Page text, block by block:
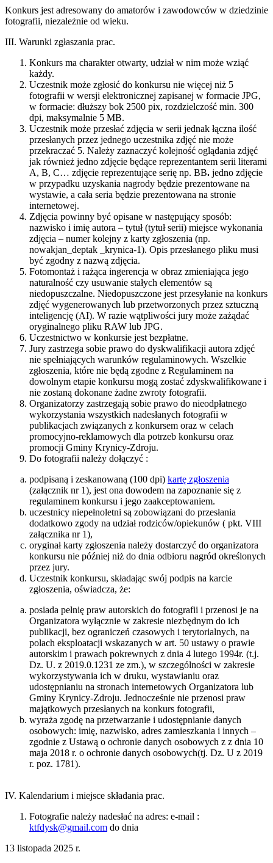
Konkurs jest adresowany do amatorów i zawodowców w dziedzinie
fotografii, niezależnie od wieku.
III. Warunki zgłaszania prac.
Konkurs ma charakter otwarty, udział w nim może wziąć
każdy.
Uczestnik może zgłosić do konkursu nie więcej niż 5
fotografii w wersji elektronicznej zapisanej w formacie JPG,
w formacie: dłuższy bok 2500 pix, rozdzielczość min. 300
dpi, maksymalnie 5 MB.
Uczestnik może przesłać zdjęcia w serii jednak łączna ilość
przesłanych przez jednego uczestnika zdjęć nie może
przekraczać 5. Należy zaznaczyć kolejność oglądania zdjęć
jak również jedno zdjęcie będące reprezentantem serii literami
A, B, C… zdjęcie reprezentujące serię np. BB. jedno zdjęcie
w przypadku uzyskania nagrody będzie prezentowane na
wystawie, a cała seria będzie prezentowana na stronie
internetowej.
Zdjęcia powinny być opisane w następujący sposób:
nazwisko i imię autora – tytuł (tytuł serii) miejsce wykonania
zdjęcia – numer kolejny z karty zgłoszenia (np.
nowakjan_deptak _krynica-1). Opis przesłanego pliku musi
być zgodny z nazwą zdjęcia.
Fotomontaż i rażąca ingerencja w obraz zmieniająca jego
naturalność czy usuwanie stałych elementów są
niedopuszczalne. Niedopuszczone jest przesyłanie na konkurs
zdjęć wygenerowanych lub przetworzonych przez sztuczną
inteligencję (AI). W razie wątpliwości jury może zażądać
oryginalnego pliku RAW lub JPG.
Uczestnictwo w konkursie jest bezpłatne.
Jury zastrzega sobie prawo do dyskwalifikacji autora zdjęć
nie spełniających warunków regulaminowych. Wszelkie
zgłoszenia, które nie będą zgodne z Regulaminem na
dowolnym etapie konkursu mogą zostać zdyskwalifikowane i
nie zostaną dokonane żadne zwroty fotografii.
Organizatorzy zastrzegają sobie prawo do nieodpłatnego
wykorzystania wszystkich nadesłanych fotografii w
publikacjach związanych z konkursem oraz w celach
promocyjno-reklamowych dla potrzeb konkursu oraz
promocji Gminy Krynicy-Zdroju.
Do fotografii należy dołączyć :
podpisaną i zeskanowaną (100 dpi) kartę zgłoszenia
(załącznik nr 1), jest ona dowodem na zapoznanie się z
regulaminem konkursu i jego zaakceptowaniem.
uczestnicy niepełnoletni są zobowiązani do przesłania
dodatkowo zgody na udział rodziców/opiekunów ( pkt. VIII
załącznika nr 1),
oryginał karty zgłoszenia należy dostarczyć do organizatora
konkursu nie później niż do dnia odbioru nagród określonych
przez jury.
Uczestnik konkursu, składając swój podpis na karcie
zgłoszenia, oświadcza, że:
posiada pełnię praw autorskich do fotografii i przenosi je na
Organizatora wyłącznie w zakresie niezbędnym do ich
publikacji, bez ograniczeń czasowych i terytorialnych, na
polach eksploatacji wskazanych w art. 50 ustawy o prawie
autorskim i prawach pokrewnych z dnia 4 lutego 1994r. (t.j.
Dz. U. z 2019.0.1231 ze zm.), w szczególności w zakresie
wykorzystywania ich w druku, wystawianiu oraz
udostępnianiu na stronach internetowych Organizatora lub
Gminy Krynicy-Zdroju. Jednocześnie nie przenosi praw
majątkowych przesłanych na konkurs fotografii,
wyraża zgodę na przetwarzanie i udostępnianie danych
osobowych: imię, nazwisko, adres zamieszkania i innych –
zgodnie z Ustawą o ochronie danych osobowych z z dnia 10
maja 2018 r. o ochronie danych osobowych(tj. Dz. U z 2019
r. poz. 1781).
IV. Kalendarium i miejsce składania prac.
Fotografie należy nadesłać na adres: e-mail :
ktfdysk@gmail.com do dnia
13 listopada 2025 r.